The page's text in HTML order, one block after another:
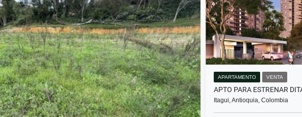
APARTAMENTO VENTA
Itagui, Antioquia, Colombia